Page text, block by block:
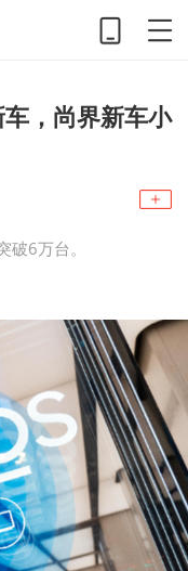
，尚界新车小
6万台。